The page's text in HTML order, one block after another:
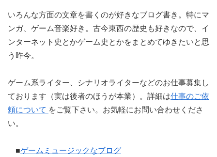
いろんな方面の文章を書くのが好きなブログ書き。特にマ
ンガ、ゲーム音楽好き。古今東西の歴史も好きなので、イ
ンターネット史とかゲーム史とかをまとめてゆきたいと思
う昨今。
ゲーム系ライター、シナリオライターなどのお仕事募集し
ております（実は後者のほうが本業）。詳細は仕事のご依
頼について をご覧下さい。お気軽にお問い合わせくださ
い。
■ゲームミュージックなブログ